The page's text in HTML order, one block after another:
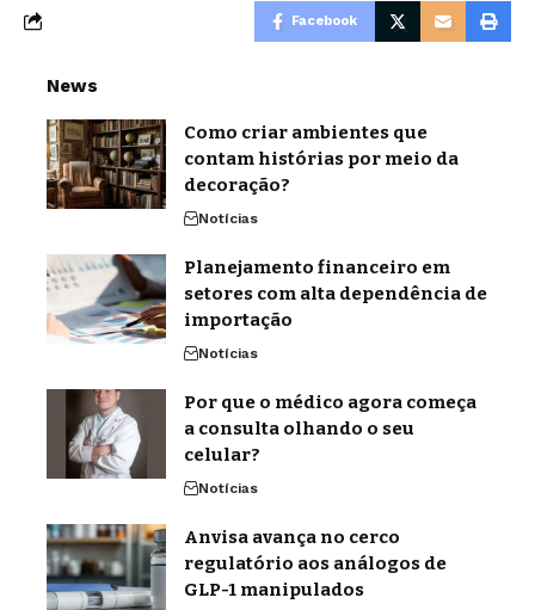
Facebook
News
Como criar ambientes que
contam histórias por meio da
decoração?
Notícias
Planejamento financeiro em
setores com alta dependência de
importação
Notícias
Por que o médico agora começa
a consulta olhando o seu
celular?
Notícias
Anvisa avança no cerco
regulatório aos análogos de
GLP-1 manipulados